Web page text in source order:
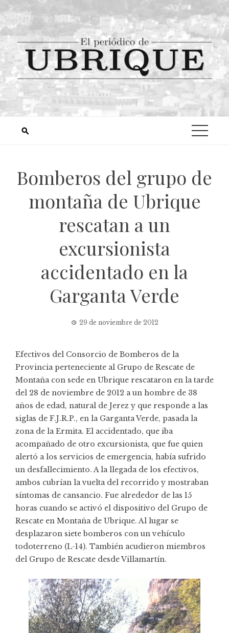
Bomberos del grupo de
montaña de Ubrique
rescatan a un
excursionista
accidentado en la
Garganta Verde
29 de noviembre de 2012
Efectivos del Consorcio de Bomberos de la
Provincia perteneciente al Grupo de Rescate de
Montaña con sede en Ubrique rescataron en la tarde
del 28 de noviembre de 2012 a un hombre de 38
años de edad, natural de Jerez y que responde a las
siglas de F.J.R.P., en la Garganta Verde, pasada la
zona de la Ermita. El accidentado, que iba
acompañado de otro excursionista, que fue quien
alertó a los servicios de emergencia, había sufrido
un desfallecimiento. A la llegada de los efectivos,
ambos cubrían la vuelta del recorrido y mostraban
síntomas de cansancio. Fue alrededor de las 15
horas cuando se activó el dispositivo del Grupo de
Rescate en Montaña de Ubrique. Al lugar se
desplazaron siete bomberos con un vehículo
todoterreno (L-14). También acudieron miembros
del Grupo de Rescate desde Villamartín.